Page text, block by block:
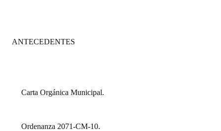
Carta Orgánica 2007
DOCUMENTOS
ANTECEDENTES
Carta Orgánica Municipal.
Ordenanza 2071-CM-10.